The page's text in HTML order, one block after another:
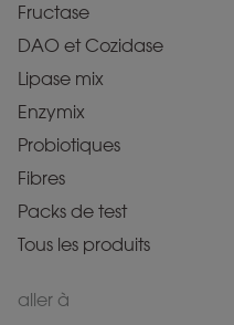
Fructase
DAO et Cozidase
Lipase mix
Enzymix
Probiotiques
Fibres
Packs de test
Tous les produits
aller à